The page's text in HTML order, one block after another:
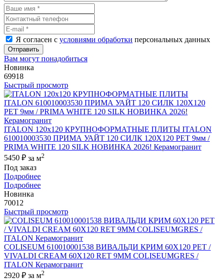
Я согласен с условиями обработки персональных данных
Отправить
Вам могут понадобиться
Новинка
69918
Быстрый просмотр
ITALON 120x120 КРУПНОФОРМАТНЫЕ ПЛИТЫ ITALON
610010003530 ПРИМА УАЙТ 120 СИЛК 120Х120 РЕТ 9мм /
PRIMA WHITE 120 SILK НОВИНКА 2026! Керамогранит
5450 ₽ за м2
Под заказ
Подробнее
Подробнее
Новинка
70012
Быстрый просмотр
COLISEUM 610010001538 ВИВАЛЬДИ КРИМ 60X120 РЕТ /
VIVALDI CREAM 60X120 RET 9MM COLISEUMGRES /
ITALON Керамогранит
2920 ₽ за м2